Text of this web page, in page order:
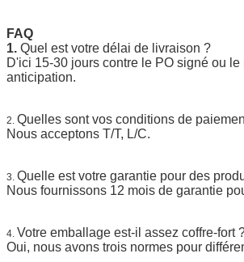
FAQ
1. Quel est votre délai de livraison ?
D'ici 15-30 jours contre le PO signé ou le
anticipation.
2. Quelles sont vos conditions de
Nous acceptons T/T, L/C.
3. Quelle est votre garantie pour des
Nous fournissons 12 mois de garantie
4. Votre emballage est-il assez coffre-fort
Oui, nous avons trois normes pour